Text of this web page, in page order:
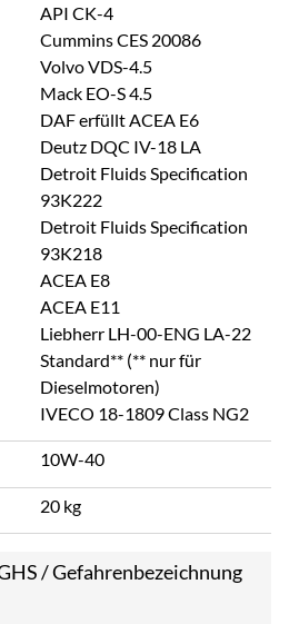
API CK-4
Cummins CES 20086
Volvo VDS-4.5
Mack EO-S 4.5
DAF erfüllt ACEA E6
Deutz DQC IV-18 LA
Detroit Fluids Specification
93K222
Detroit Fluids Specification
93K218
ACEA E8
ACEA E11
Liebherr LH-00-ENG LA-22
Standard** (** nur für
Dieselmotoren)
IVECO 18-1809 Class NG2
10W-40
20 kg
/ Gefahrenbezeichnung